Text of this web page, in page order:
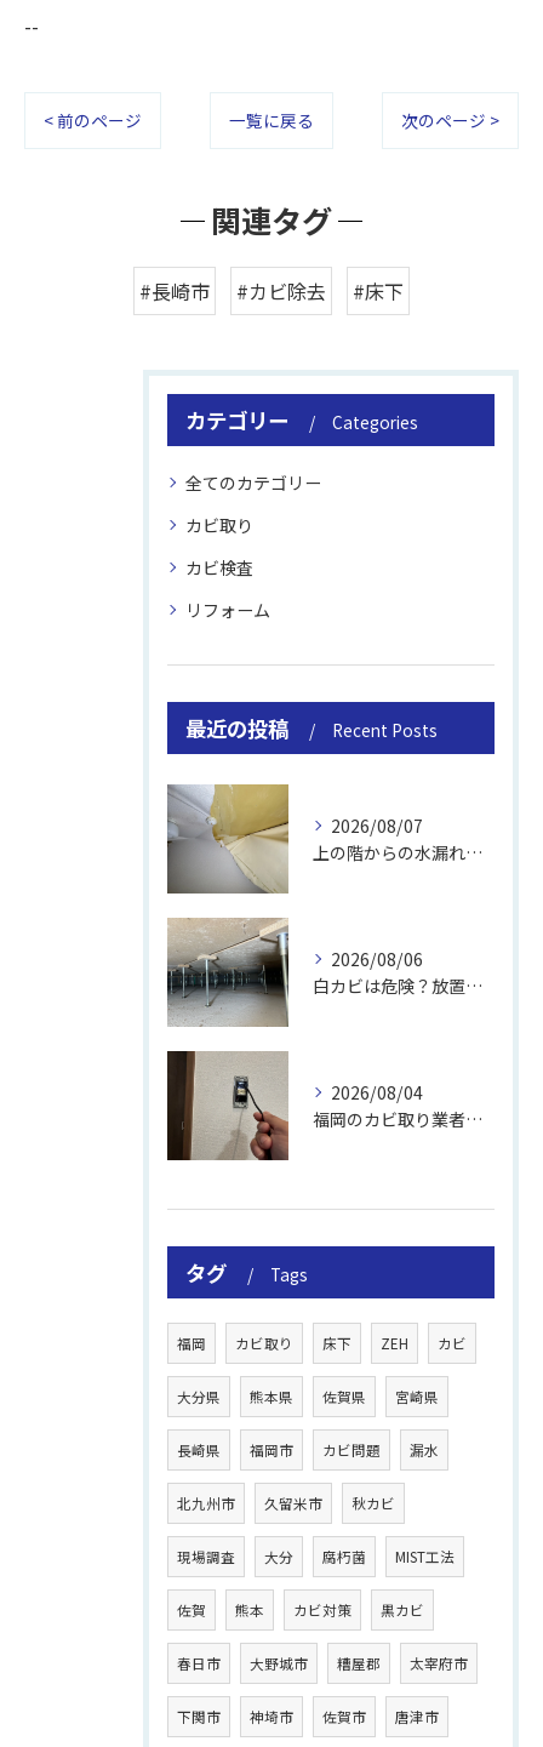
--
< 前のページ 一覧に戻る 次のページ >
関連タグ
#長崎市 #カビ除去 #床下
カテゴリー Categories
全てのカテゴリー
カビ取り
カビ検査
リフォーム
最近の投稿 Recent Posts
2026/08/07
上の階からの水漏れでカビ｜対処法と業者
2026/08/06
白カビは危険？放置のリスクと取り方
2026/08/04
福岡のカビ取り業者おすすめの選び方と費用
タグ Tags
福岡 カビ取り 床下 ZEH カビ
大分県 熊本県 佐賀県 宮崎県
長崎県 福岡市 カビ問題 漏水
北九州市 久留米市 秋カビ
現場調査 大分 腐朽菌 MIST工法
佐賀 熊本 カビ対策 黒カビ
春日市 大野城市 糟屋郡 太宰府市
下関市 神埼市 佐賀市 唐津市